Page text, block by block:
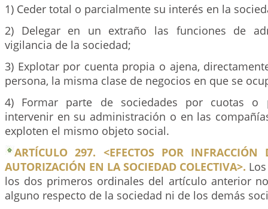
1) Ceder total o parcialmente su interés en la
2) Delegar en un extraño las funciones de
vigilancia de la sociedad;
3) Explotar por cuenta propia o ajena,
persona, la misma clase de negocios en que se
4) Formar parte de sociedades por cuotas o
intervenir en su administración o en las
exploten el mismo objeto social.
ARTÍCULO 297. <EFECTOS POR INFRACCIÓN
AUTORIZACIÓN EN LA SOCIEDAD COLECTIVA>.
los dos primeros ordinales del artículo anterior
alguno respecto de la sociedad ni de los demás